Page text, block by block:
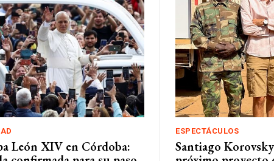
León XIV en Córdoba:
ESPECTÁCULOS
Santiago